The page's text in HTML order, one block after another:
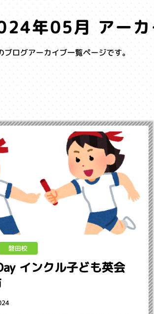
年05月 アーカ
ログアーカイブ一覧ページです。
磐田校
インクル子ども英会